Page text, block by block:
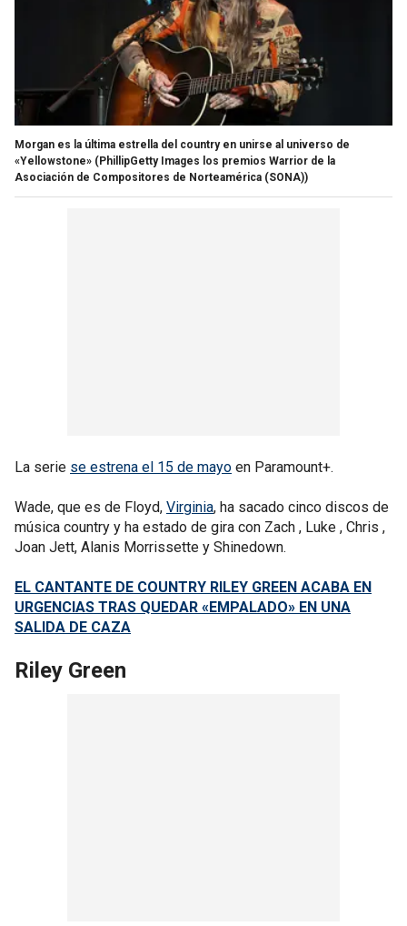
Morgan es la última estrella del country en unirse al universo de
«Yellowstone» (PhillipGetty Images los premios Warrior de la
Asociación de Compositores de Norteamérica (SONA))
La serie se estrena el 15 de mayo en Paramount+.
Wade, que es de Floyd, Virginia, ha sacado cinco discos de
música country y ha estado de gira con Zach , Luke , Chris ,
Joan Jett, Alanis Morrissette y Shinedown.
EL CANTANTE DE COUNTRY RILEY GREEN ACABA EN
URGENCIAS TRAS QUEDAR «EMPALADO» EN UNA
SALIDA DE CAZA
Riley Green